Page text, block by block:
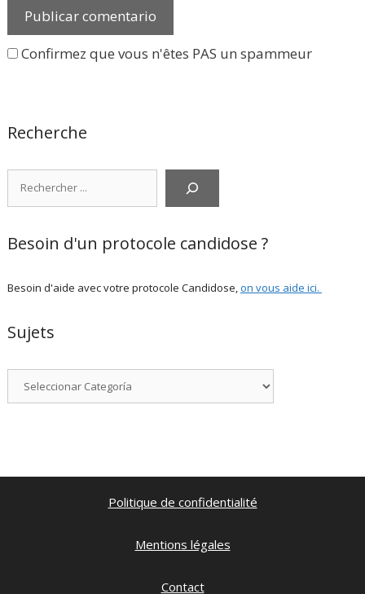
Confirmez que vous n'êtes PAS un spammeur
Recherche
Besoin d'un protocole candidose ?
Besoin d'aide avec votre protocole Candidose,on vous aide ici.
Sujets
Politique de confidentialité
Mentions légales
Contact